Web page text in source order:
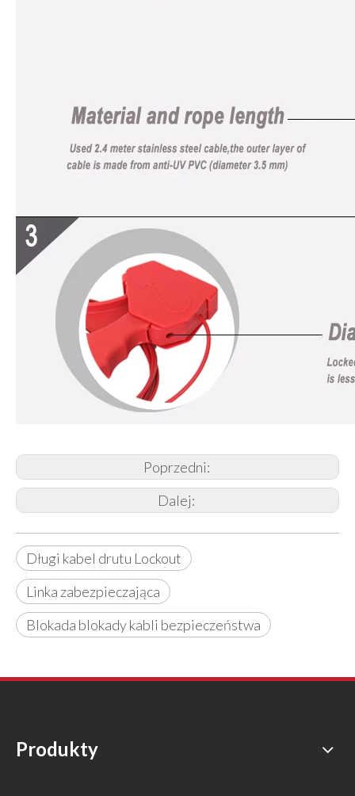
Poprzedni:
Dalej:
Długi kabel drutu Lockout
Linka zabezpieczająca
Blokada blokady kabli bezpieczeństwa
Produkty